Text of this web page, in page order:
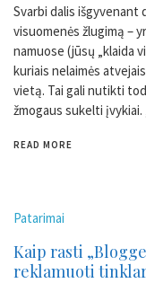
Svarbi dalis išgyvenant
visuomenės žlugimą –
namuose (jūsų „klaida
kuriais nelaimės
vietą. Tai gali nutikti
žmogaus sukelti
READ MORE
Patarimai
Kaip rasti
reklamuoti